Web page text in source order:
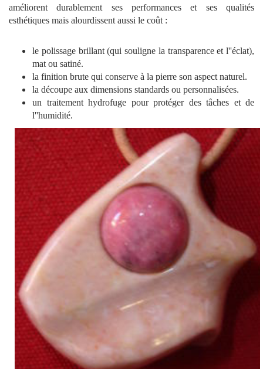
améliorent durablement ses performances et ses qualités
esthétiques mais alourdissent aussi le coût :
le polissage brillant (qui souligne la transparence et l''éclat),
mat ou satiné.
la finition brute qui conserve à la pierre son aspect naturel.
la découpe aux dimensions standards ou personnalisées.
un traitement hydrofuge pour protéger des tâches et de
l''humidité.